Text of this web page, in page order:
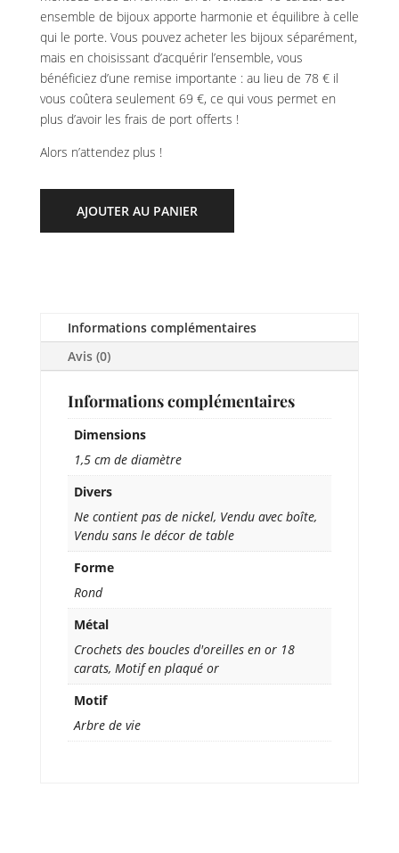
ensemble de bijoux apporte harmonie et équilibre à celle
qui le porte. Vous pouvez acheter les bijoux séparément,
mais en choisissant d’acquérir l’ensemble, vous
bénéficiez d’une remise importante : au lieu de 78 € il
vous coûtera seulement 69 €, ce qui vous permet en
plus d’avoir les frais de port offerts !
Alors n’attendez plus !
AJOUTER AU PANIER
Informations complémentaires
Avis (0)
Informations complémentaires
Dimensions
1,5 cm de diamètre
Divers
Ne contient pas de nickel, Vendu avec boîte,
Vendu sans le décor de table
Forme
Rond
Métal
Crochets des boucles d'oreilles en or 18
carats, Motif en plaqué or
Motif
Arbre de vie